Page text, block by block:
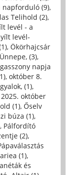
napforduló (9),
Telihold (2),
levél - a
levél-
, Ökörhajcsár
(3),
napja
, október 8.
(1),
október
(1), Őselv
búza (1),
, Pálfordító
(2),
(1),
és